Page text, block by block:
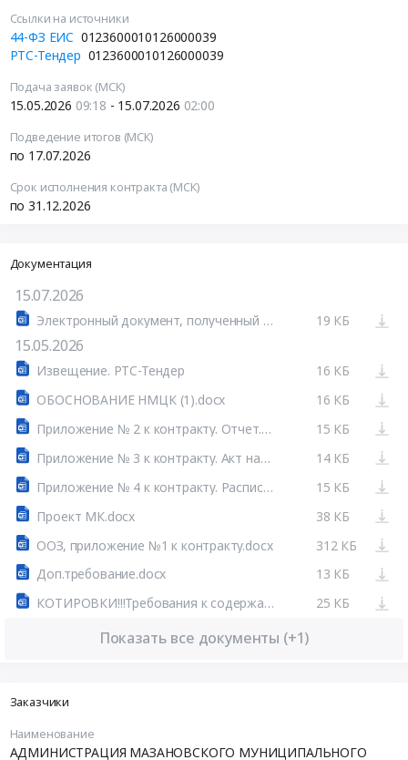
Ссылки на источники
44-ФЗ ЕИС 0123600010126000039
РТС-Тендер 0123600010126000039
Подача заявок (МСК)
15.05.2026 09:18 - 15.07.2026 02:00
Подведение итогов (МСК)
по 17.07.2026
Срок исполнения контракта (МСК)
по 31.12.2026
Документация
15.07.2026
Электронный документ, полученный из внешней системы.pdf 19 КБ
15.05.2026
Извещение. РТС-Тендер
16 КБ
ОБОСНОВАНИЕ НМЦК (1).docx
16 КБ
Приложение № 2 к контракту. Отчет.docx
15 КБ
Приложение № 3 к контракту. Акт наличия ТС предусмотренных контрактом.docx
14 КБ
Приложение № 4 к контракту. Расписание движения ТС.docx
15 КБ
Проект МК.docx
38 КБ
ООЗ, приложение №1 к контракту.docx
312 КБ
Доп.требование.docx
13 КБ
КОТИРОВКИ!!!Требования к содержанию и составу заявки на участие к закупке.docx
25 КБ
Показать все документы (+1)
Заказчики
Наименование
АДМИНИСТРАЦИЯ МАЗАНОВСКОГО МУНИЦИПАЛЬНОГО